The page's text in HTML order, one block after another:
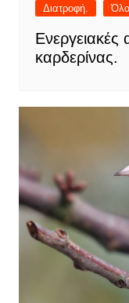
Διατροφή.
Ενεργειακές
καρδερίνας.